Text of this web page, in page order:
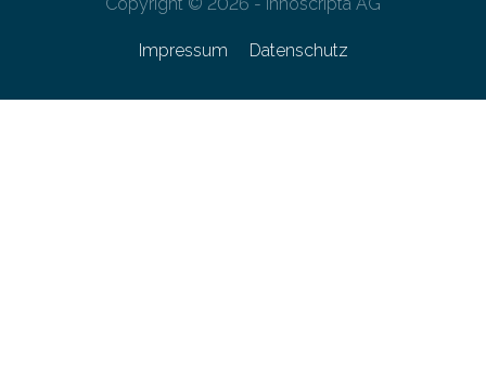
Impressum Datenschutz